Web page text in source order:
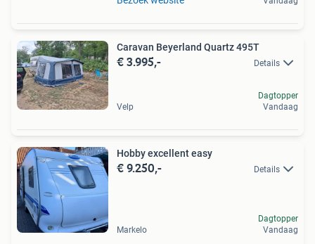
Caravan Beyerland Quartz 495T
€ 3.995,- Details
Velp
Dagtopper
Vandaag
Hobby excellent easy
€ 9.250,- Details
Markelo
Dagtopper
Vandaag